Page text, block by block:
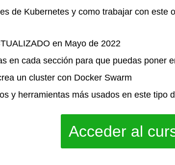
de Kubernetes y como trabajar con este
en Mayo de 2022
en cada sección para que puedas poner
un cluster con Docker Swarm
y herramientas más usados en este tipo
Acceder al